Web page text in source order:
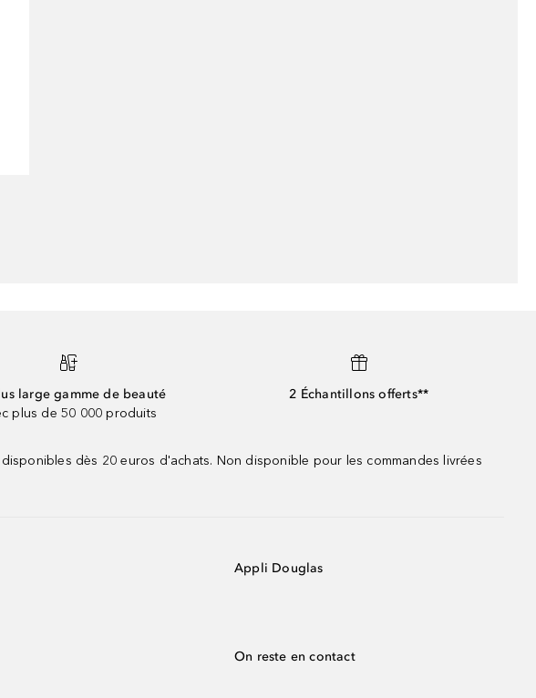
large gamme de beauté
plus de 50 000 produits
2 Échantillons offerts**
dès 20 euros d'achats. Non disponible pour les commandes livrées
Appli Douglas
On reste en contact